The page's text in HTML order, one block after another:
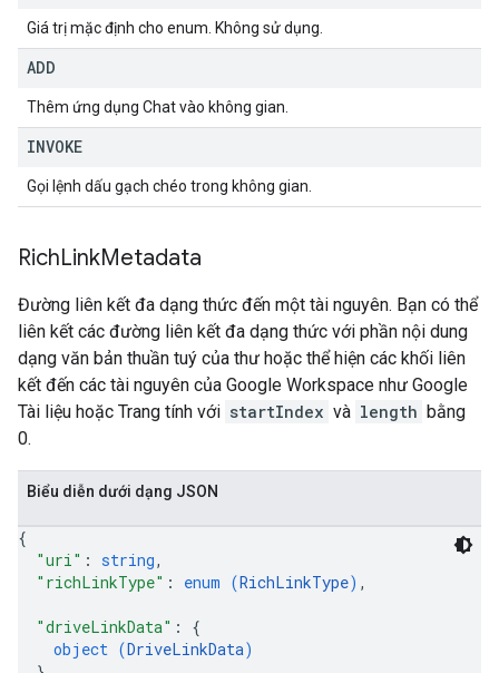
Giá trị mặc định cho enum. Không sử dụng.
ADD
Thêm ứng dụng Chat vào không gian.
INVOKE
Gọi lệnh dấu gạch chéo trong không gian.
RichLinkMetadata
Đường liên kết đa dạng thức đến một tài nguyên. Bạn có thể
liên kết các đường liên kết đa dạng thức với phần nội dung
dạng văn bản thuần tuý của thư hoặc thể hiện các khối liên
kết đến các tài nguyên của Google Workspace như Google
Tài liệu hoặc Trang tính với startIndex và length bằng
0.
Biểu diễn dưới dạng JSON
{
"uri" : string,
"richLinkType" : enum (RichLinkType) ,
"driveLinkData" : {
object (DriveLinkData)